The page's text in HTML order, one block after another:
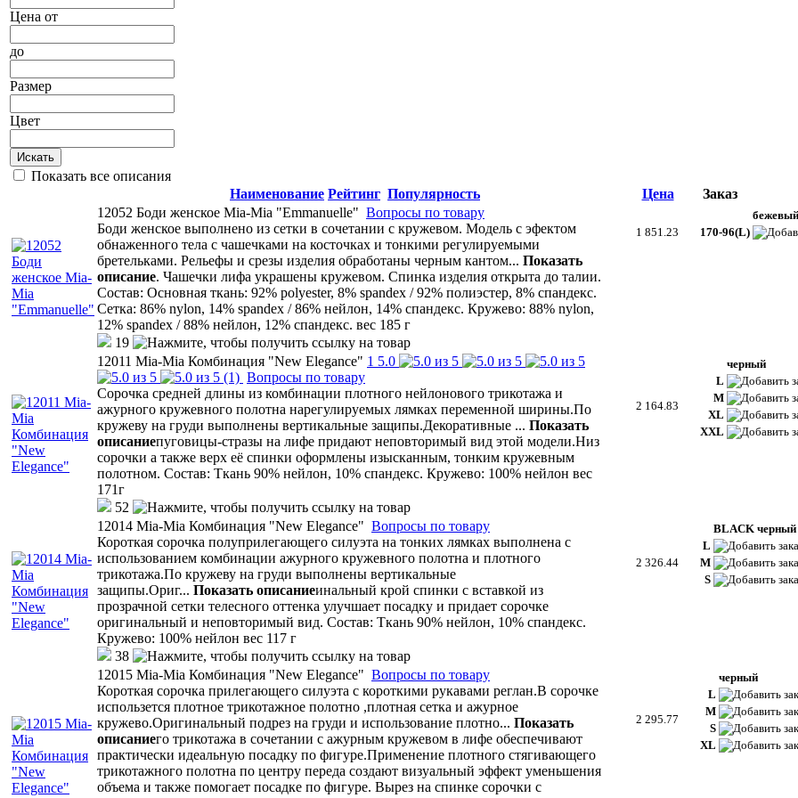
Цена от
до
Размер
Цвет
Искать
Показать все описания
Наименование Рейтинг Популярность Цена
Заказ
12052 Боди женское Mia-Mia "Emmanuelle" Вопросы по товару
Боди женское выполнено из сетки в сочетании с кружевом. Модель с эфектом
обнаженного тела с чашечками на косточках и тонкими регулируемыми
бретельками. Рельефы и срезы изделия обработаны черным кантом... Показать
описание. Чашечки лифа украшены кружевом. Спинка изделия открыта до талии.
Состав: Основная ткань: 92% polyester, 8% spandex / 92% полиэстер, 8% спандекс.
Сетка: 86% nylon, 14% spandex / 86% нейлон, 14% спандекс. Кружево: 88% nylon,
12% spandex / 88% нейлон, 12% спандекс. вес 185 г
19
бежевый
1 851.23
170-96(L)
12011 Mia-Mia Комбинация "New Elegance" 1 5.0
(1) Вопросы по товару
Сорочка средней длины из комбинации плотного нейлонового трикотажа и
ажурного кружевного полотна нарегулируемых лямках переменной ширины.По
кружеву на груди выполнены вертикальные защипы.Декоративные ... Показать
описаниепуговицы-стразы на лифе придают неповторимый вид этой модели.Низ
сорочки а также верх её спинки оформлены изысканным, тонким кружевным
полотном. Состав: Ткань 90% нейлон, 10% спандекс. Кружево: 100% нейлон вес
171г
52
черный
2 164.83
L
M
XL
XXL
12014 Mia-Mia Комбинация "New Elegance" Вопросы по товару
Короткая сорочка полуприлегающего силуэта на тонких лямках выполнена с
использованием комбинации ажурного кружевного полотна и плотного
трикотажа.По кружеву на груди выполнены вертикальные
защипы.Ориг... Показать описаниеинальный крой спинки с вставкой из
прозрачной сетки телесного оттенка улучшает посадку и придает сорочке
оригинальный и неповторимый вид. Состав: Ткань 90% нейлон, 10% спандекс.
Кружево: 100% нейлон вес 117 г
38
BLACK черный
2 326.44
L
M
S
12015 Mia-Mia Комбинация "New Elegance" Вопросы по товару
Короткая сорочка прилегающего силуэта с короткими рукавами реглан.В сорочке
использется плотное трикотажное полотно ,плотная сетка и ажурное
кружево.Оригинальный подрез на груди и использование плотно... Показать
описаниего трикотажа в сочетании с ажурным кружевом в лифе обеспечивают
практически идеальную посадку по фигуре.Применение плотного стягивающего
трикотажного полотна по центру переда создают визуальный эффект уменьшения
объема и также помогает посадке по фигуре. Вырез на спинке сорочки с
черный
2 295.77
L
M
S
XL